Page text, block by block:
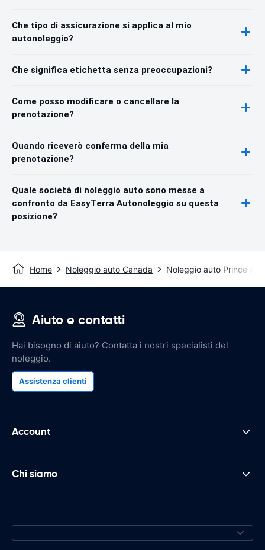
Che tipo di assicurazione si applica al mio
autonoleggio?
Che significa etichetta senza preoccupazioni?
Come posso modificare o cancellare la
prenotazione?
Quando riceverò conferma della mia
prenotazione?
Quale società di noleggio auto sono messe a
confronto da EasyTerra Autonoleggio su questa
posizione?
Home Noleggio auto Canada Noleggio auto Prince
Aiuto e contatti
Hai bisogno di aiuto? Contatta i nostri specialisti del
noleggio.
Assistenza clienti
Account
Chi siamo